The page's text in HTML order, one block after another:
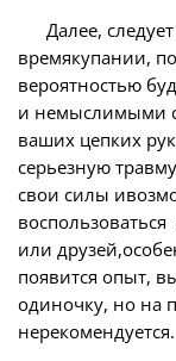
Далее,
времякупании,
вероятностью
и немыслимыми
ваших цепких
серьезную
свои силы
или
появится опыт,
одиночку, но на
нерекомендуется.